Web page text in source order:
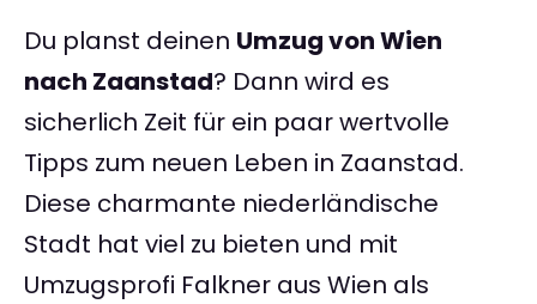
Du planst deinen Umzug von Wien
nach Zaanstad? Dann wird es
sicherlich Zeit für ein paar wertvolle
Tipps zum neuen Leben in Zaanstad.
Diese charmante niederländische
Stadt hat viel zu bieten und mit
Umzugsprofi Falkner aus Wien als